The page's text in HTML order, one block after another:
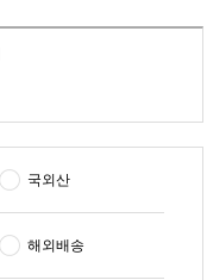
국외산
해외배송